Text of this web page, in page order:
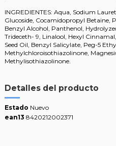
INGREDIENTES: Aqua, Sodium
Glucoside, Cocamidopropyl Betaine,
Benzyl Alcohol, Panthenol,
Trideceth- 9, Linalool, Hexyl
Seed Oil, Benzyl Salicylate, Peg-5
Methylchloroisothiazolinone,
Methylisothiazolinone.
Detalles del producto
Estado Nuevo
ean13 8420212002371